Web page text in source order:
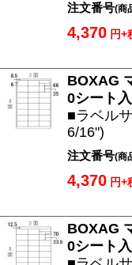
注文番号(商
4,370 円+
BOXAG
0シート
■ラベル
6/16")
注文番号(商
4,370 円+
BOXAG
0シート